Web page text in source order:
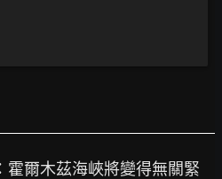
霍爾木茲海峽將變得無關緊